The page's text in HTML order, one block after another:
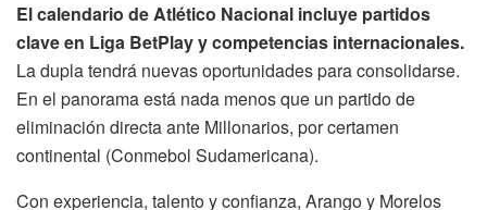
El calendario de Atlético Nacional incluye partidos
clave en Liga BetPlay y competencias internacionales.
La dupla tendrá nuevas oportunidades para consolidarse.
En el panorama está nada menos que un partido de
eliminación directa ante Millonarios, por certamen
continental (Conmebol Sudamericana).
Con experiencia, talento y confianza, Arango y Morelos